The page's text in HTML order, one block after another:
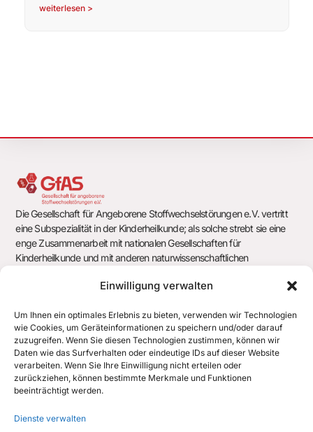
Einwilligung verwalten
Um Ihnen ein optimales Erlebnis zu bieten, verwenden wir Technologien
wie Cookies, um Geräteinformationen zu speichern und/oder darauf
zuzugreifen. Wenn Sie diesen Technologien zustimmen, können wir
Daten wie das Surfverhalten oder eindeutige IDs auf dieser Website
verarbeiten. Wenn Sie Ihre Einwilligung nicht erteilen oder
zurückziehen, können bestimmte Merkmale und Funktionen
beeinträchtigt werden.
Dienste verwalten
weiterlesen >
Die Gesellschaft für Angeborene Stoffwechselstörungen e.V. vertritt
eine Subspezialität in der Kinderheilkunde; als solche strebt sie eine
enge Zusammenarbeit mit nationalen Gesellschaften für
Kinderheilkunde und mit anderen naturwissenschaftlichen
Gesellschaft für Angeborene Stoffwechselstörungen e.V.
c/o Geschäftsstelle der Deutschen Gesellschaft für Kinder- und
Jugendmedizin e.V. (DGKJ)
Chausseestr. 128/129
10115 Berlin
office@gfas.de